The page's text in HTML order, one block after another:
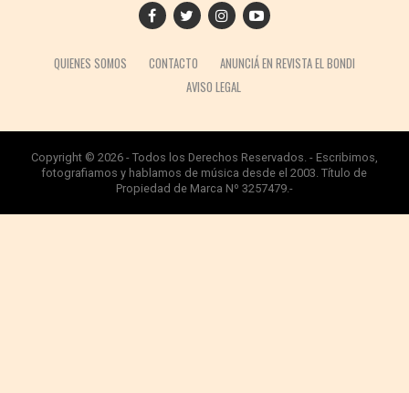
QUIENES SOMOS CONTACTO
ANUNCIÁ EN REVISTA EL BONDI
AVISO LEGAL
Copyright © 2026 - Todos los Derechos Reservados. - Escribimos,
fotografiamos y hablamos de música desde el 2003. Título de
Propiedad de Marca Nº 3257479.-